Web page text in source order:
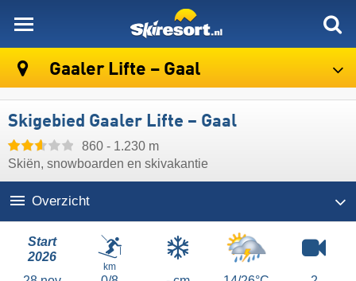
Gaaler Lifte – Gaal
Skigebied Gaaler Lifte – Gaal
860 - 1.230 m
Skiën, snowboarden en skivakantie
Overzicht
Start
2026
km